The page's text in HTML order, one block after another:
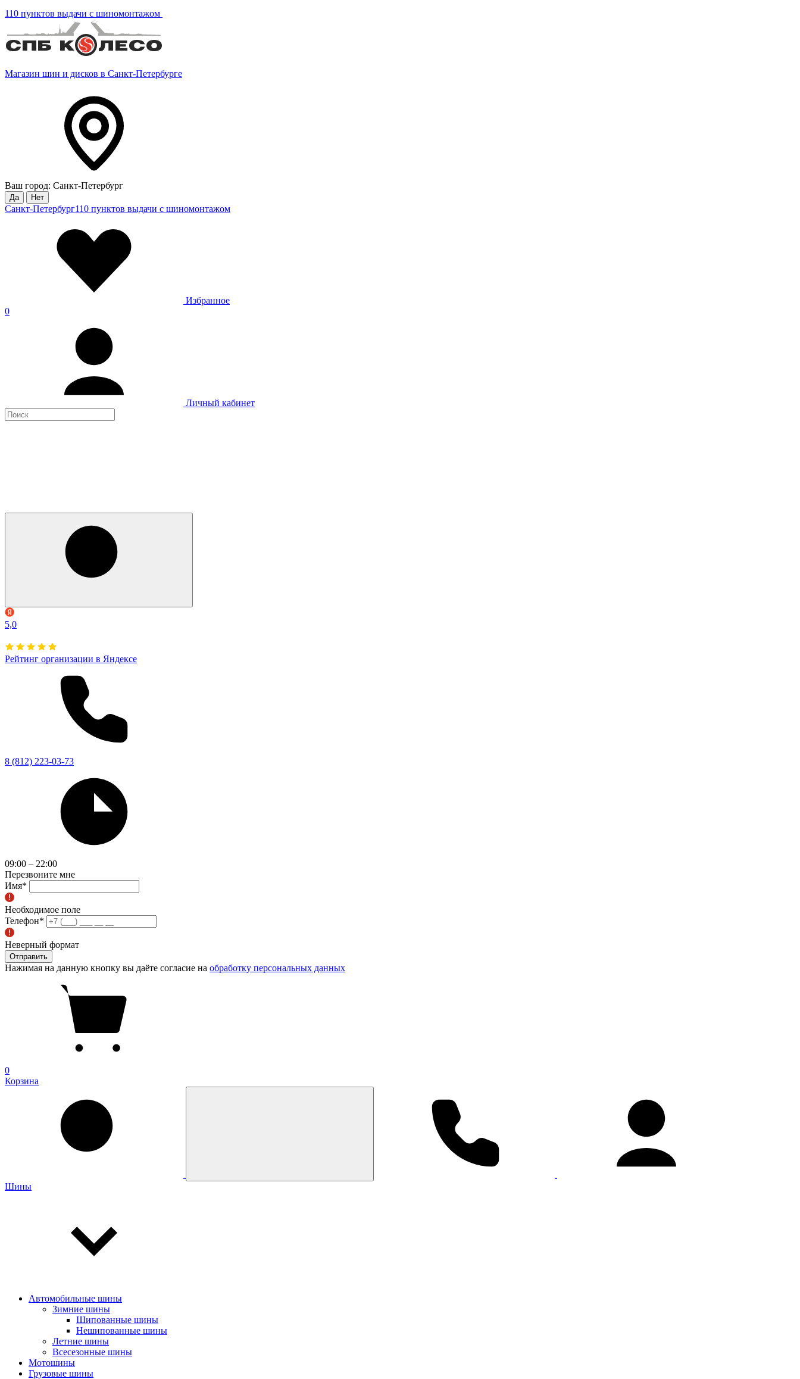
110 пунктов выдачи с шиномонтажом
Магазин шин и дисков в Санкт-Петербурге
Ваш город: Санкт-Петербург
Да Нет
Санкт-Петербург110 пунктов выдачи с шиномонтажом
Избранное
0
Личный кабинет
5,0
Рейтинг организации в Яндексе
8 (812) 223-03-73
09:00 – 22:00
Перезвоните мне
Имя*
Необходимое поле
Телефон*
Неверный формат
Отправить
Нажимая на данную кнопку вы даёте согласие на обработку персональных данных
0
Корзина
Шины
Автомобильные шины
Зимние шины
Шипованные шины
Нешипованные шины
Летние шины
Всесезонные шины
Мотошины
Грузовые шины